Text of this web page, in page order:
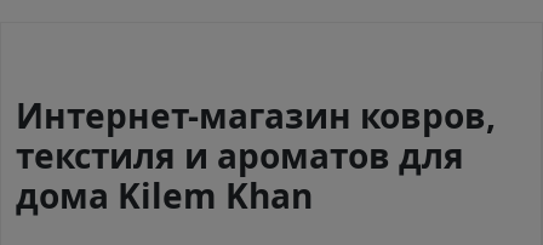
Интернет-магазин ковров,
текстиля и ароматов для
дома Kilem Khan